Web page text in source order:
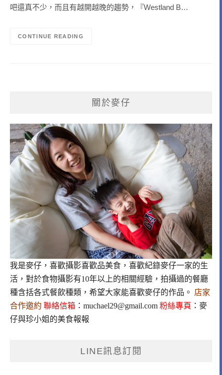
吧還真不少，而且有越開越晚的趨勢，『Westland B…
CONTINUE READING
關於麥仔
我是麥仔，喜歡攝影喜歡品美食，喜歡紀錄麥仔一家的生
活，對於食物攝影有10年以上的相關經驗，拍攝過的餐廳
種含括各式餐飲種類，希望大家能喜歡麥仔的作品。 店家
合作邀約 聯絡信箱 ： muchael29@gmail.com 粉絲專頁 ： 麥
仔與珍小姐的美食報報
LINE訊息訂閱